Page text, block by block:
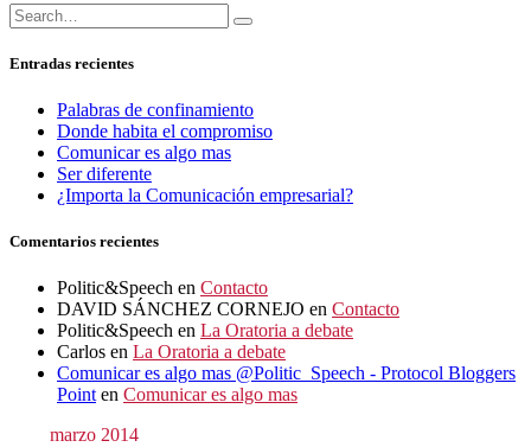
Buscar:
Buscar
Entradas recientes
Palabras de confinamiento
Donde habita el compromiso
Comunicar es algo mas
Ser diferente
¿Importa la Comunicación empresarial?
Comentarios recientes
Politic&Speech en Contacto
DAVID SÁNCHEZ CORNEJO en Contacto
Politic&Speech en La Oratoria a debate
Carlos en La Oratoria a debate
Comunicar es algo mas @Politic_Speech - Protocol Bloggers
Point en Comunicar es algo mas
marzo 2014